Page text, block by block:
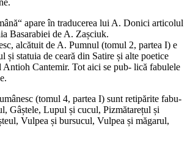
apare în traducerea lui A. Donici articolul
Basarabiei de A. Zașciuk.
alcătuit de A. Pumnul (tomul 2, partea I) e
și statuia de ceară din Satire și alte poetice
Cantemir. Tot aici se pub- lică fabulele
(tomul 4, partea I) sunt retipărite fabu-
Gâștele, Lupul și cucul, Pizmătarețul și
Vulpea și bursucul, Vulpea și măgarul,